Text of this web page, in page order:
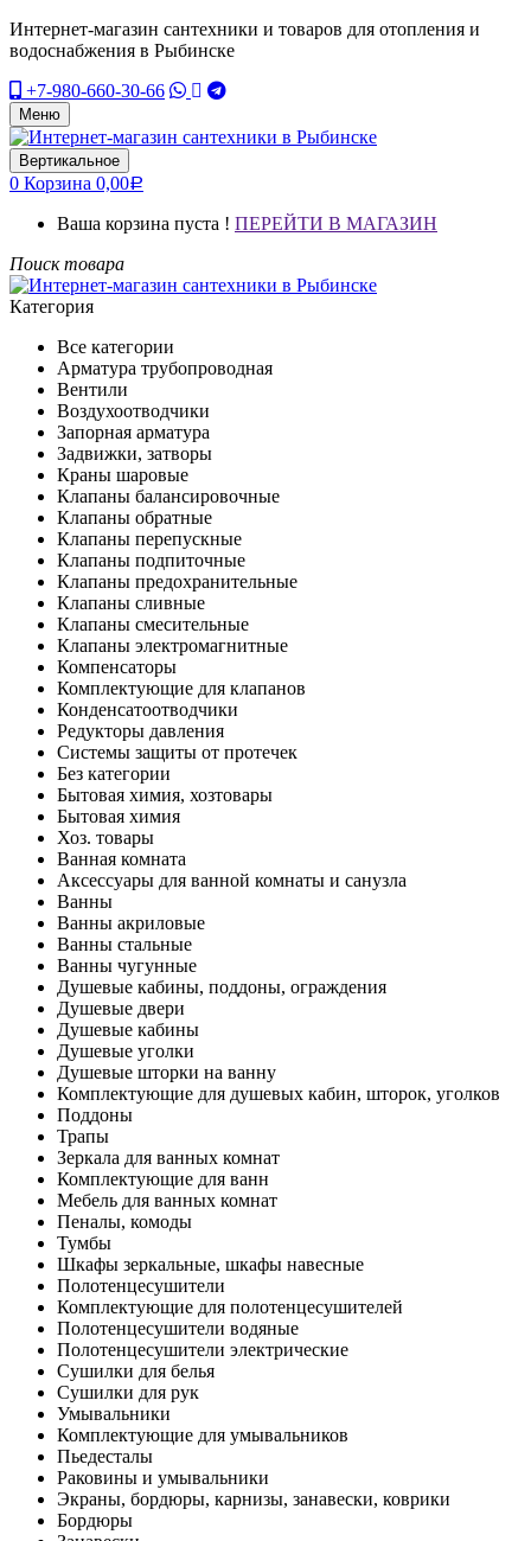
Интернет-магазин сантехники и товаров для отопления и
водоснабжения в Рыбинске
+7-980-660-30-66
Меню
Вертикальное
0 Корзина 0,00Р
Ваша корзина пуста ! ПЕРЕЙТИ В МАГАЗИН
Поиск товара
Категория
Все категории
Арматура трубопроводная
Вентили
Воздухоотводчики
Запорная арматура
Задвижки, затворы
Краны шаровые
Клапаны балансировочные
Клапаны обратные
Клапаны перепускные
Клапаны подпиточные
Клапаны предохранительные
Клапаны сливные
Клапаны смесительные
Клапаны электромагнитные
Компенсаторы
Комплектующие для клапанов
Конденсатоотводчики
Редукторы давления
Системы защиты от протечек
Без категории
Бытовая химия, хозтовары
Бытовая химия
Хоз. товары
Ванная комната
Аксессуары для ванной комнаты и санузла
Ванны
Ванны акриловые
Ванны стальные
Ванны чугунные
Душевые кабины, поддоны, ограждения
Душевые двери
Душевые кабины
Душевые уголки
Душевые шторки на ванну
Комплектующие для душевых кабин, шторок, уголков
Поддоны
Трапы
Зеркала для ванных комнат
Комплектующие для ванн
Мебель для ванных комнат
Пеналы, комоды
Тумбы
Шкафы зеркальные, шкафы навесные
Полотенцесушители
Комплектующие для полотенцесушителей
Полотенцесушители водяные
Полотенцесушители электрические
Сушилки для белья
Сушилки для рук
Умывальники
Комплектующие для умывальников
Пьедесталы
Раковины и умывальники
Экраны, бордюры, карнизы, занавески, коврики
Бордюры